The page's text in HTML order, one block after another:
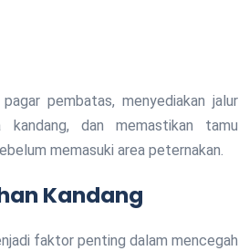
pembatas, menyediakan jalur
kandang, dan memastikan tamu
memasuki area peternakan.
Kandang
faktor penting dalam mencegah